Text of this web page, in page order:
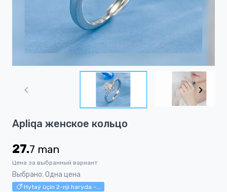
1
5
Apliqa женское кольцо
27.7 man
Цена за выбранный вариант
Выбрано: Одна цена
Hytaý üçin 2-nji haryda -...